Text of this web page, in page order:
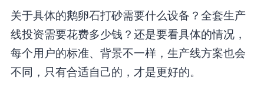
关于具体的鹅卵石打砂需要什么设备？全套生产
线投资需要花费多少钱？还是要看具体的情况，
每个用户的标准、背景不一样，生产线方案也会
不同，只有合适自己的，才是更好的。